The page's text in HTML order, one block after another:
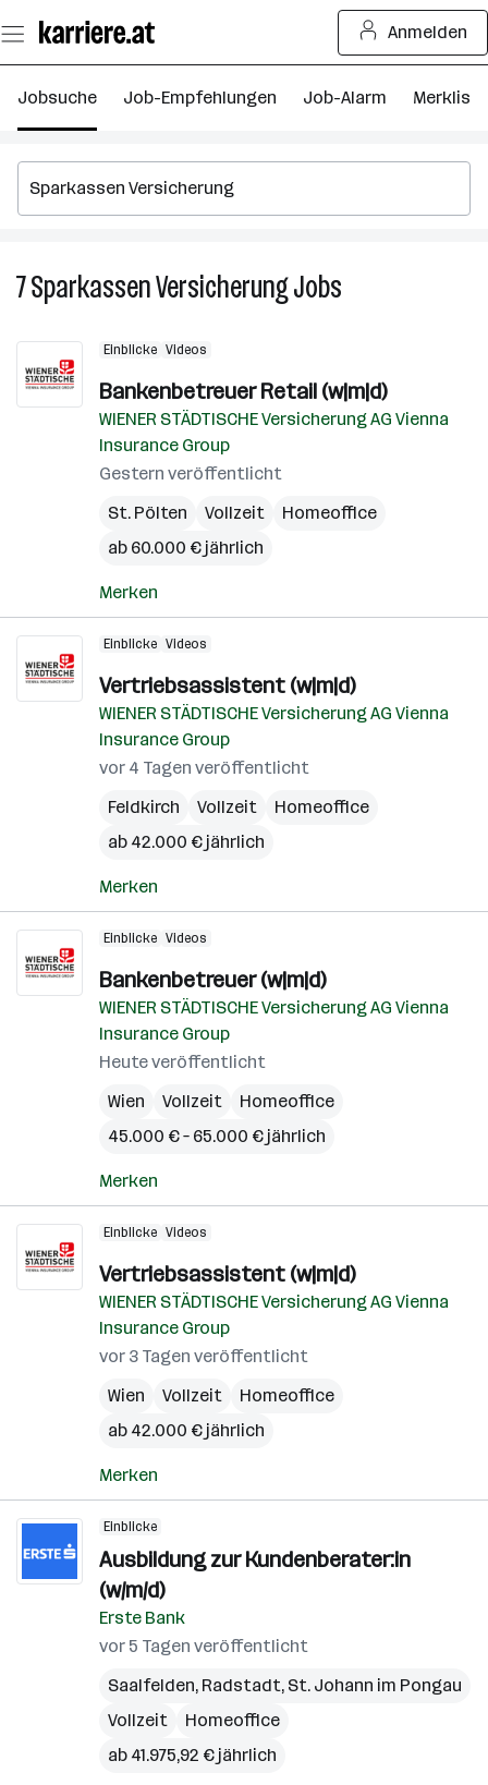
Seiteninhalt
springen
Anmelden
Jobsuche Job-Empfehlungen Job-Alarm Merkliste
7Sparkassen VersicherungJobs
Einblicke Videos
Bankenbetreuer Retail (w|m|d)
WIENER STÄDTISCHE Versicherung AG Vienna
Insurance Group
Gestern veröffentlicht
St. Pölten
Vollzeit
Homeoffice
ab 60.000 € jährlich
Merken
Einblicke Videos
Vertriebsassistent (w|m|d)
WIENER STÄDTISCHE Versicherung AG Vienna
Insurance Group
vor 4 Tagen veröffentlicht
Feldkirch
Vollzeit
Homeoffice
ab 42.000 € jährlich
Merken
Einblicke Videos
Bankenbetreuer (w|m|d)
WIENER STÄDTISCHE Versicherung AG Vienna
Insurance Group
Heute veröffentlicht
Wien
Vollzeit
Homeoffice
45.000 € – 65.000 € jährlich
Merken
Einblicke Videos
Vertriebsassistent (w|m|d)
WIENER STÄDTISCHE Versicherung AG Vienna
Insurance Group
vor 3 Tagen veröffentlicht
Wien
Vollzeit
Homeoffice
ab 42.000 € jährlich
Merken
Einblicke
Ausbildung zur Kundenberater:in
(w/m/d)
Erste Bank
vor 5 Tagen veröffentlicht
Saalfelden, Radstadt, St. Johann im Pongau
Vollzeit
Homeoffice
ab 41.975,92 € jährlich